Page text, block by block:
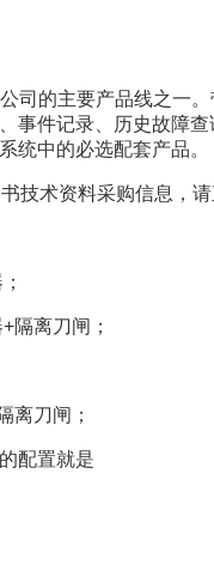
司的主要产品线之一。
件记录、历史故障查
统中的必选配套产品。
技术资料采购信息，请
+隔离刀闸；
离刀闸；
配置就是